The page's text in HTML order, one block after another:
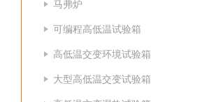
马弗炉
可编程高低温试验箱
高低温交变环境试验箱
大型高低温交变试验箱